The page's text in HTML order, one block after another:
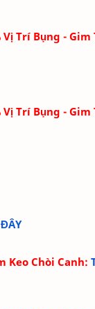
Vị Trí Bụng -
Vị Trí Bụng -
Keo Chòi Canh: